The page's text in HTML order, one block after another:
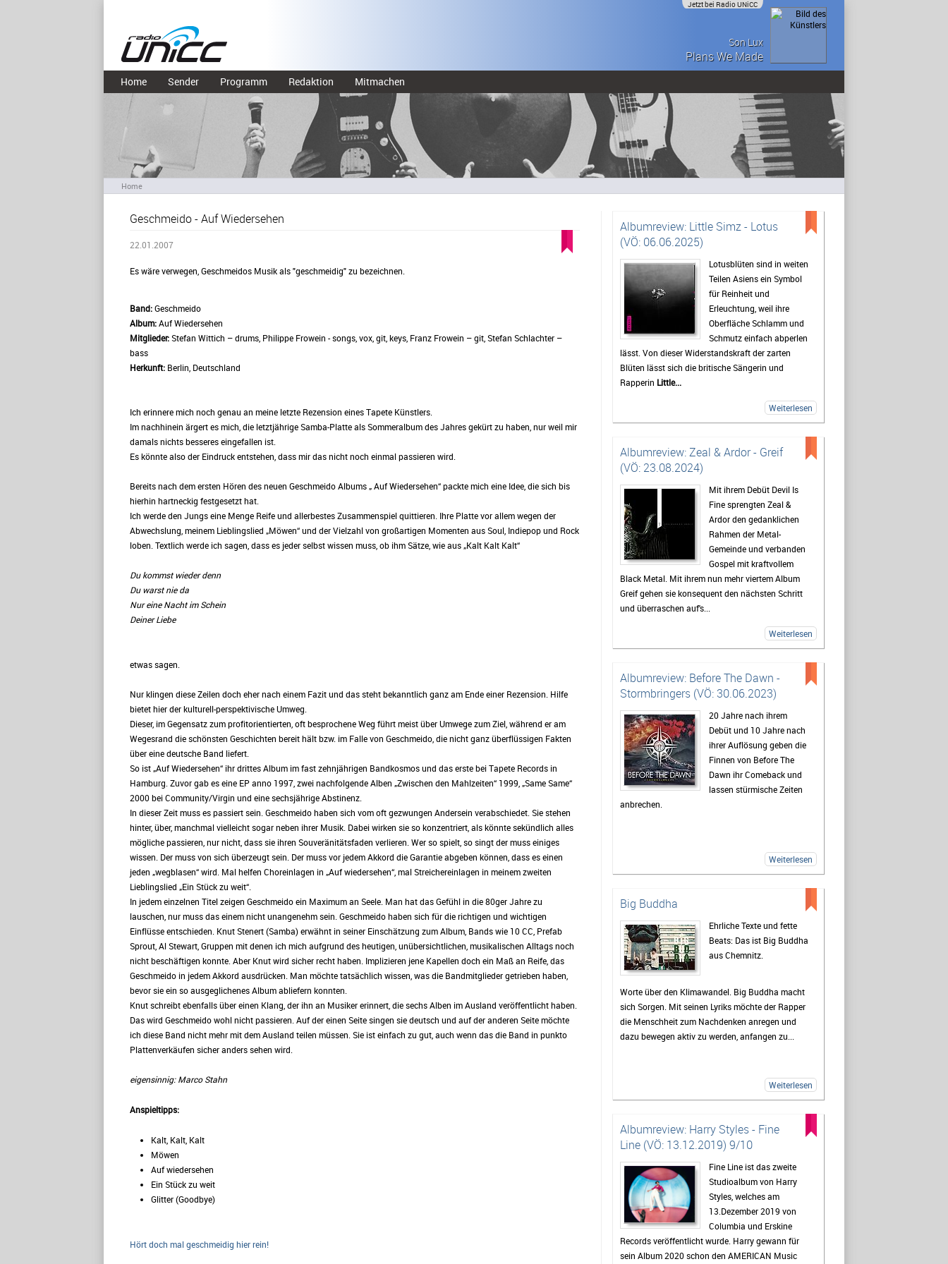
Jetzt bei Radio UNiCC
Son Lux
Plans We Made
Home Sender Programm Redaktion Mitmachen
Home
Geschmeido - Auf Wiedersehen
22.01.2007
Es wäre verwegen, Geschmeidos Musik als "geschmeidig" zu bezeichnen.
Band:Geschmeido
Album:Auf Wiedersehen
Mitglieder:Stefan Wittich – drums, Philippe Frowein - songs, vox, git, keys, Franz Frowein – git, Stefan Schlachter –
bass
Herkunft: Berlin, Deutschland
Ich erinnere mich noch genau an meine letzte Rezension eines Tapete Künstlers.
Im nachhinein ärgert es mich, die letztjährige Samba-Platte als Sommeralbum des Jahres gekürt zu haben, nur weil mir
damals nichts besseres eingefallen ist.
Es könnte also der Eindruck entstehen, dass mir das nicht noch einmal passieren wird.
Bereits nach dem ersten Hören des neuen Geschmeido Albums „ Auf Wiedersehen“ packte mich eine Idee, die sich bis
hierhin hartneckig festgesetzt hat.
Ich werde den Jungs eine Menge Reife und allerbestes Zusammenspiel quittieren. Ihre Platte vor allem wegen der
Abwechslung, meinem Lieblingslied „Möwen“ und der Vielzahl von großartigen Momenten aus Soul, Indiepop und Rock
loben. Textlich werde ich sagen, dass es jeder selbst wissen muss, ob ihm Sätze, wie aus „Kalt Kalt Kalt“
Du kommst wieder denn
Du warst nie da
Nur eine Nacht im Schein
Deiner Liebe
etwas sagen.
Nur klingen diese Zeilen doch eher nach einem Fazit und das steht bekanntlich ganz am Ende einer Rezension. Hilfe
bietet hier der kulturell-perspektivische Umweg.
Dieser, im Gegensatz zum profitorientierten, oft besprochene Weg führt meist über Umwege zum Ziel, während er am
Wegesrand die schönsten Geschichten bereit hält bzw. im Falle von Geschmeido, die nicht ganz überflüssigen Fakten
über eine deutsche Band liefert.
So ist „Auf Wiedersehen“ ihr drittes Album im fast zehnjährigen Bandkosmos und das erste bei Tapete Records in
Hamburg. Zuvor gab es eine EP anno 1997, zwei nachfolgende Alben „Zwischen den Mahlzeiten“ 1999, „Same Same“
2000 bei Community/Virgin und eine sechsjährige Abstinenz.
In dieser Zeit muss es passiert sein. Geschmeido haben sich vom oft gezwungen Andersein verabschiedet. Sie stehen
hinter, über, manchmal vielleicht sogar neben ihrer Musik. Dabei wirken sie so konzentriert, als könnte sekündlich alles
mögliche passieren, nur nicht, dass sie ihren Souveränitätsfaden verlieren. Wer so spielt, so singt der muss einiges
wissen. Der muss von sich überzeugt sein. Der muss vor jedem Akkord die Garantie abgeben können, dass es einen
jeden „wegblasen“ wird. Mal helfen Choreinlagen in „Auf wiedersehen“, mal Streichereinlagen in meinem zweiten
Lieblingslied „Ein Stück zu weit“.
In jedem einzelnen Titel zeigen Geschmeido ein Maximum an Seele. Man hat das Gefühl in die 80ger Jahre zu
lauschen, nur muss das einem nicht unangenehm sein. Geschmeido haben sich für die richtigen und wichtigen
Einflüsse entschieden. Knut Stenert (Samba) erwähnt in seiner Einschätzung zum Album, Bands wie 10 CC, Prefab
Sprout, Al Stewart, Gruppen mit denen ich mich aufgrund des heutigen, unübersichtlichen, musikalischen Alltags noch
nicht beschäftigen konnte. Aber Knut wird sicher recht haben. Implizieren jene Kapellen doch ein Maß an Reife, das
Geschmeido in jedem Akkord ausdrücken. Man möchte tatsächlich wissen, was die Bandmitglieder getrieben haben,
bevor sie ein so ausgeglichenes Album abliefern konnten.
Knut schreibt ebenfalls über einen Klang, der ihn an Musiker erinnert, die sechs Alben im Ausland veröffentlicht haben.
Das wird Geschmeido wohl nicht passieren. Auf der einen Seite singen sie deutsch und auf der anderen Seite möchte
ich diese Band nicht mehr mit dem Ausland teilen müssen. Sie ist einfach zu gut, auch wenn das die Band in punkto
Plattenverkäufen sicher anders sehen wird.
eigensinnig: Marco Stahn
Anspieltipps:
Kalt, Kalt, Kalt
Möwen
Auf wiedersehen
Ein Stück zu weit
Glitter (Goodbye)
Hört doch mal geschmeidig hier rein!
Albumreview: Little Simz - Lotus
(VÖ: 06.06.2025)
Lotusblüten sind in weiten
Teilen Asiens ein Symbol
für Reinheit und
Erleuchtung, weil ihre
Oberfläche Schlamm und
Schmutz einfach abperlen
lässt. Von dieser Widerstandskraft der zarten
Blüten lässt sich die britische Sängerin und
Rapperin Little...
Weiterlesen
Albumreview: Zeal & Ardor - Greif
(VÖ: 23.08.2024)
Mit ihrem Debüt Devil Is
Fine sprengten Zeal &
Ardor den gedanklichen
Rahmen der Metal-
Gemeinde und verbanden
Gospel mit kraftvollem
Black Metal. Mit ihrem nun mehr viertem Album
Greif gehen sie konsequent den nächsten Schritt
und überraschen auf's...
Weiterlesen
Albumreview: Before The Dawn -
Stormbringers (VÖ: 30.06.2023)
20 Jahre nach ihrem
Debüt und 10 Jahre nach
ihrer Auflösung geben die
Finnen von Before The
Dawn ihr Comeback und
lassen stürmische Zeiten
anbrechen.
Weiterlesen
Big Buddha
Ehrliche Texte und fette
Beats: Das ist Big Buddha
aus Chemnitz.
Worte über den Klimawandel. Big Buddha macht
sich Sorgen. Mit seinen Lyriks möchte der Rapper
die Menschheit zum Nachdenken anregen und
dazu bewegen aktiv zu werden, anfangen zu...
Weiterlesen
Albumreview: Harry Styles - Fine
Line (VÖ: 13.12.2019) 9/10
Fine Line ist das zweite
Studioalbum von Harry
Styles, welches am
13.Dezember 2019 von
Columbia und Erskine
Records veröffentlicht wurde. Harry gewann für
sein Album 2020 schon den AMERICAN Music